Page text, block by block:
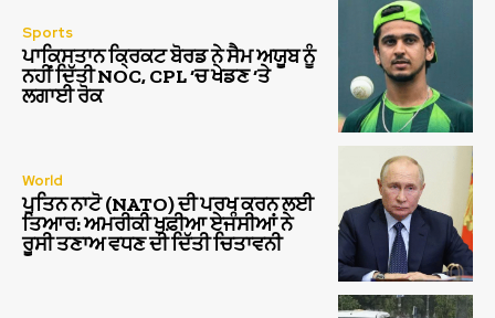
Sports
ਪਾਕਿਸਤਾਨ ਕ੍ਰਿਕਟ ਬੋਰਡ ਨੇ ਸੈਮ ਅਯੂਬ ਨੂੰ
ਨਹੀਂ ਦਿੱਤੀ NOC, CPL ‘ਚ ਖੇਡਣ ‘ਤੇ
ਲਗਾਈ ਰੋਕ
World
ਪੁਤਿਨ ਨਾਟੋ (NATO) ਦੀ ਪਰਖ ਕਰਨ ਲਈ
ਤਿਆਰ: ਅਮਰੀਕੀ ਖੁਫ਼ੀਆ ਏਜੰਸੀਆਂ ਨੇ
ਰੂਸੀ ਤਣਾਅ ਵਧਣ ਦੀ ਦਿੱਤੀ ਚਿਤਾਵਨੀ